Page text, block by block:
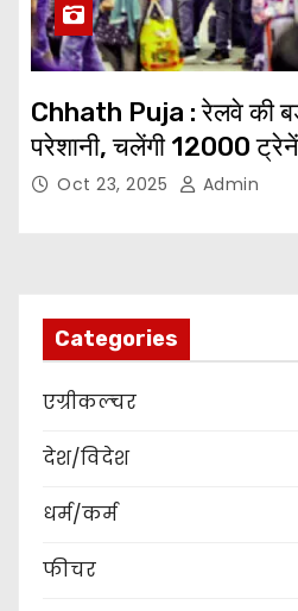
Chhath Puja : रेलवे की
परेशानी, चलेंगी 12000 ट्रेनें
Oct 23, 2025 Admin
Categories
एग्रीकल्चर
देश/विदेश
धर्म/कर्म
फीचर